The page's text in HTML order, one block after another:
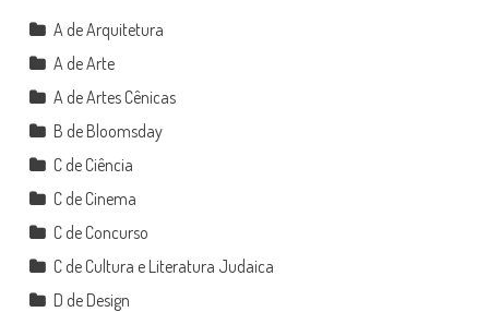
A de Arquitetura
A de Arte
A de Artes Cênicas
B de Bloomsday
C de Ciência
C de Cinema
C de Concurso
C de Cultura e Literatura Judaica
D de Design